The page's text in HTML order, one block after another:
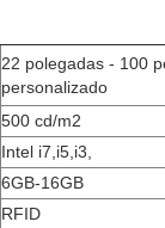
22 polegadas - 100
personalizado
500 cd/m2
Intel i7 i5 i3
6GB-16GB
RFID